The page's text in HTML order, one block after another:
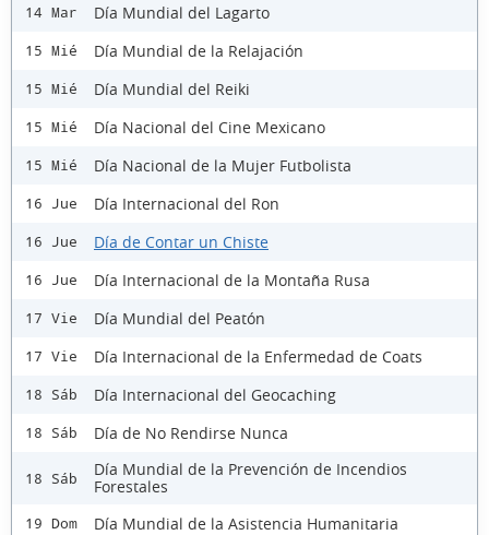
14 Mar Día Mundial del Lagarto
15 Mié Día Mundial de la Relajación
15 Mié Día Mundial del Reiki
15 Mié Día Nacional del Cine Mexicano
15 Mié Día Nacional de la Mujer Futbolista
16 Jue Día Internacional del Ron
16 Jue Día de Contar un Chiste
16 Jue Día Internacional de la Montaña Rusa
17 Vie Día Mundial del Peatón
17 Vie Día Internacional de la Enfermedad de Coats
18 Sáb Día Internacional del Geocaching
18 Sáb Día de No Rendirse Nunca
18 Sáb
Día Mundial de la Prevención de Incendios
Forestales
19 Dom Día Mundial de la Asistencia Humanitaria